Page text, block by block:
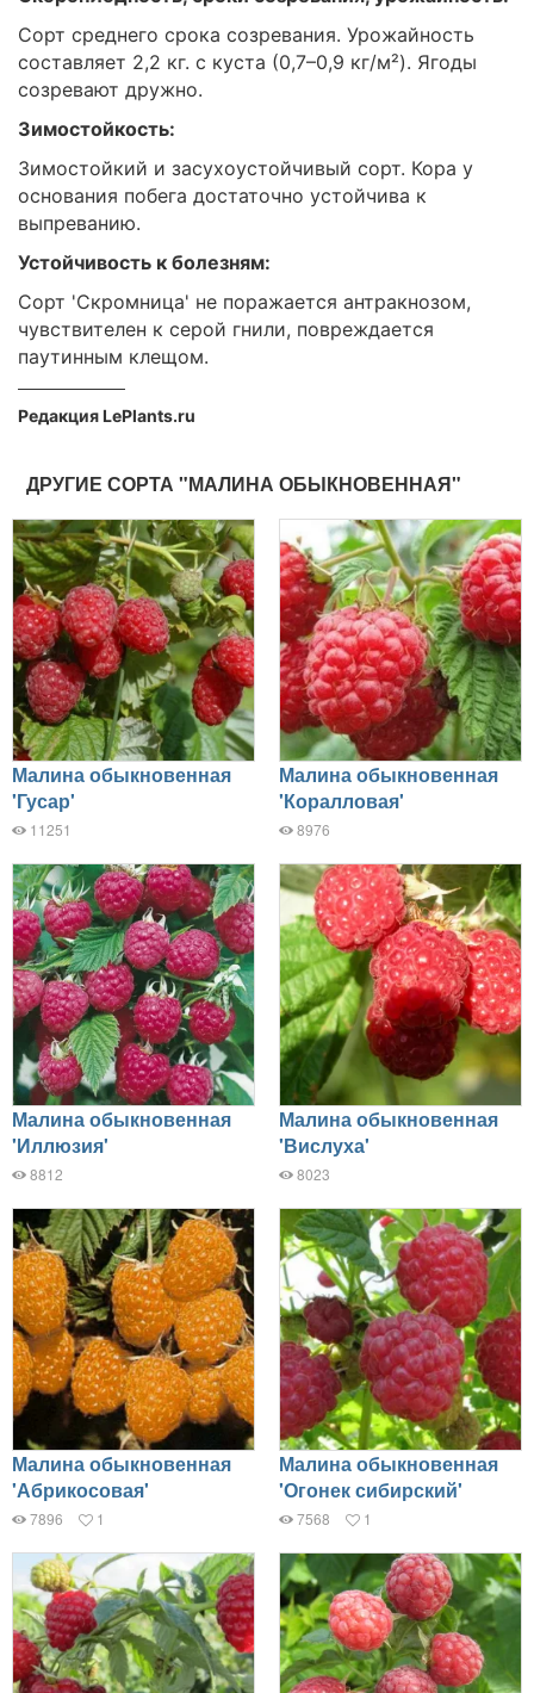
Сорт среднего срока созревания. Урожайность
составляет 2,2 кг. с куста (0,7–0,9 кг/м²). Ягоды
созревают дружно.
Зимостойкость:
Зимостойкий и засухоустойчивый сорт. Кора у
основания побега достаточно устойчива к
выпреванию.
Устойчивость к болезням:
Сорт 'Скромница' не поражается антракнозом,
чувствителен к серой гнили, повреждается
паутинным клещом.
Редакция LePlants.ru
ДРУГИЕ СОРТА "МАЛИНА ОБЫКНОВЕННАЯ"
Малина обыкновенная
'Гусар'
11251
Малина обыкновенная
'Коралловая'
8976
Малина обыкновенная
'Иллюзия'
8812
Малина обыкновенная
'Вислуха'
8023
Малина обыкновенная
'Абрикосовая'
7896 1
Малина обыкновенная
'Огонек сибирский'
7568 1